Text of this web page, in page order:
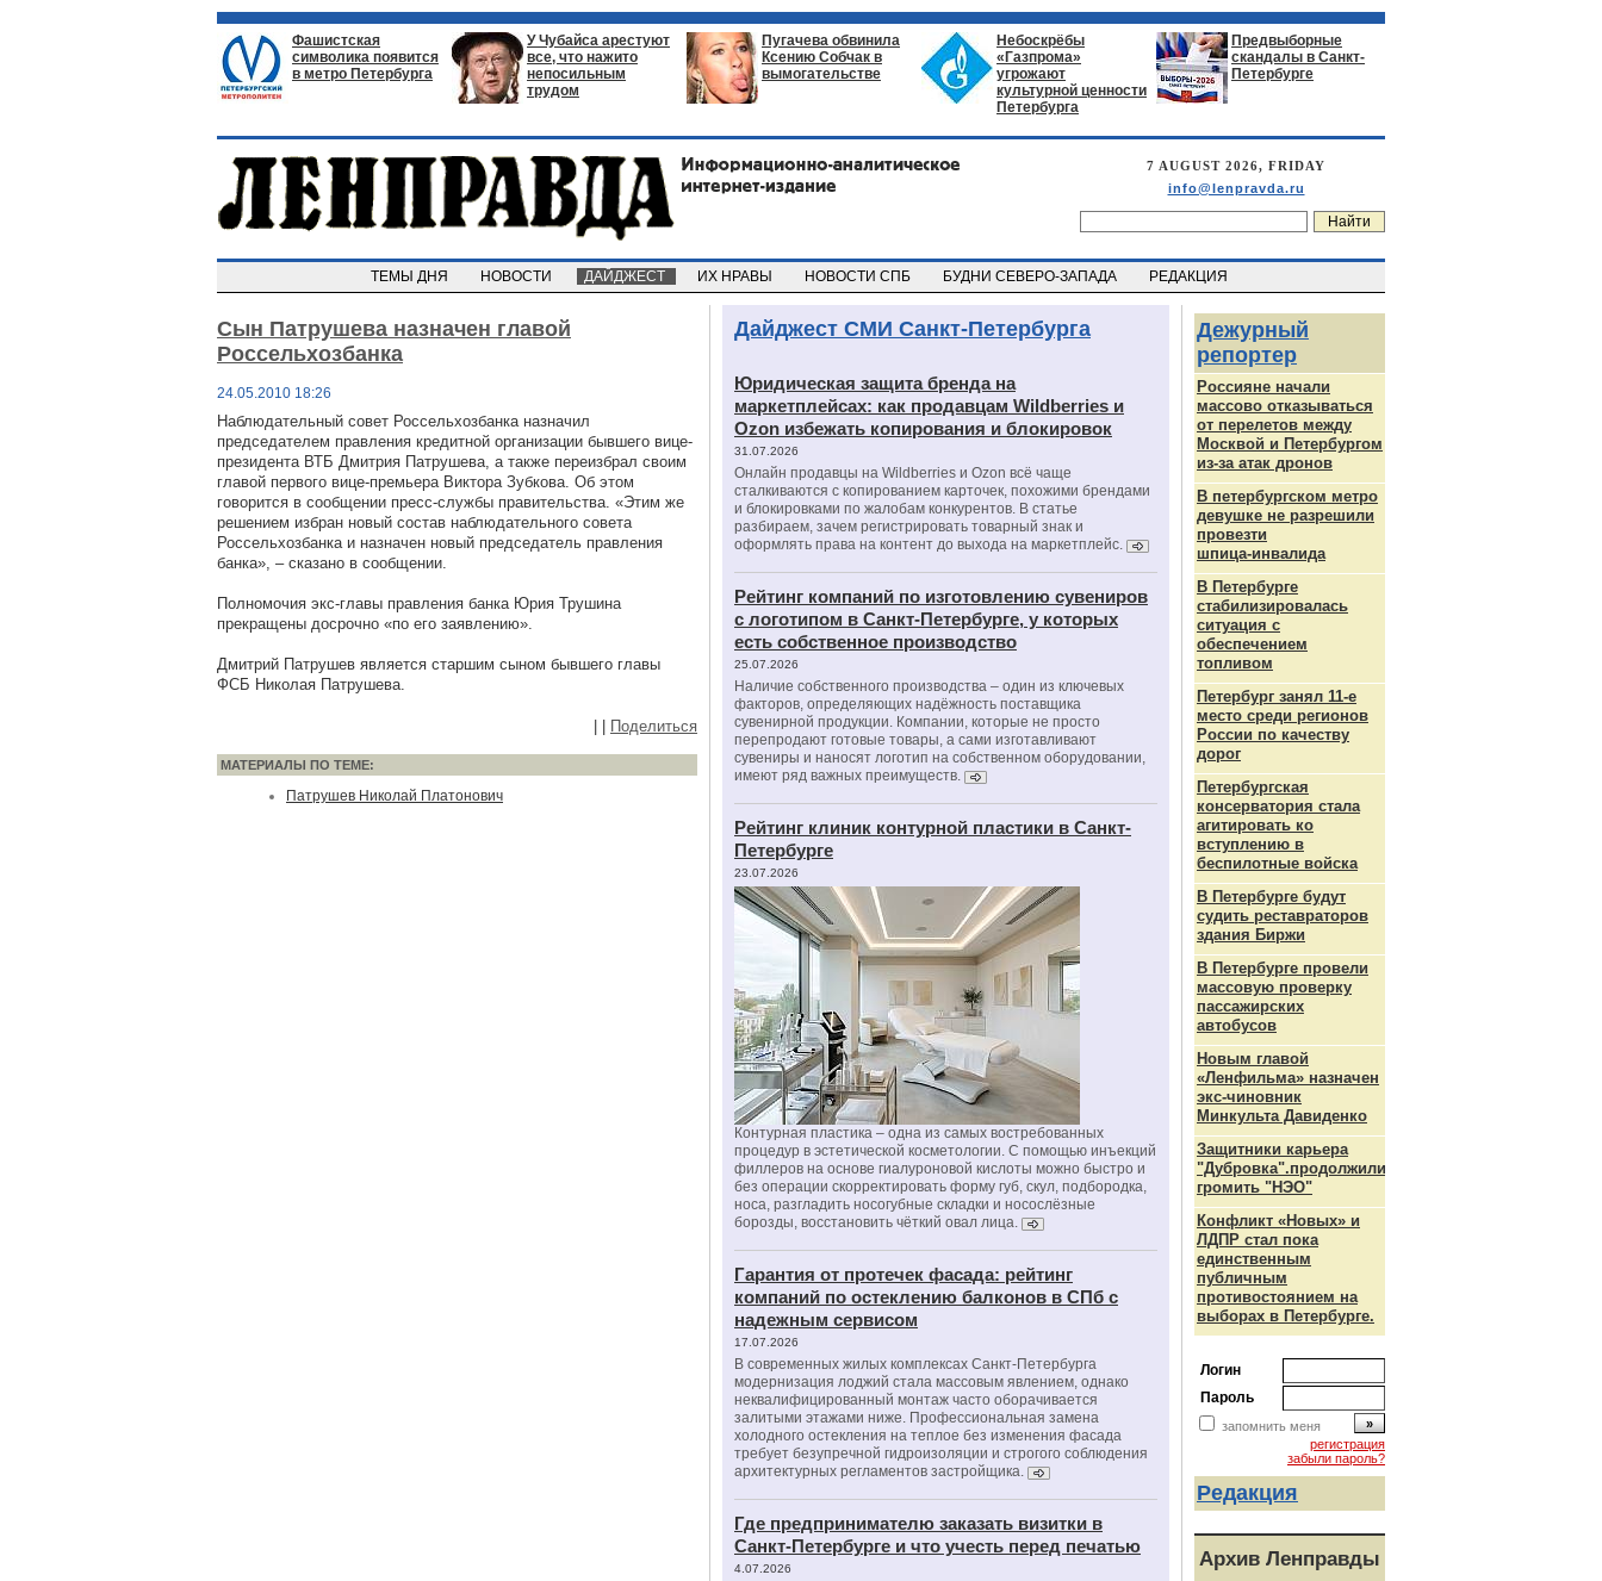
Фашистская
символика появится
в метро Петербурга
У Чубайса арестуют
все, что нажито
непосильным
трудом
Пугачева обвинила
Ксению Собчак в
вымогательстве
Небоскрёбы
«Газпрома»
угрожают
культурной ценности
Петербурга
Предвыборные
скандалы в Санкт-
Петербурге
7 AUGUST 2026, FRIDAY
info@lenpravda.ru
ТЕМЫ ДНЯ НОВОСТИ ДАЙДЖЕСТ ИХ НРАВЫ НОВОСТИ СПБ БУДНИ СЕВЕРО-ЗАПАДА РЕДАКЦИЯ
Сын Патрушева назначен главой
Россельхозбанка
24.05.2010 18:26
Наблюдательный совет Россельхозбанка назначил
председателем правления кредитной организации бывшего вице-
президента ВТБ Дмитрия Патрушева, а также переизбрал своим
главой первого вице-премьера Виктора Зубкова. Об этом
говорится в сообщении пресс-службы правительства. «Этим же
решением избран новый состав наблюдательного совета
Россельхозбанка и назначен новый председатель правления
банка», – сказано в сообщении.
Полномочия экс-главы правления банка Юрия Трушина
прекращены досрочно «по его заявлению».
Дмитрий Патрушев является старшим сыном бывшего главы
ФСБ Николая Патрушева.
Поделиться
МАТЕРИАЛЫ ПО ТЕМЕ:
Патрушев Николай Платонович
Дайджест СМИ Санкт-Петербурга
Юридическая защита бренда на
маркетплейсах: как продавцам Wildberries и
Ozon избежать копирования и блокировок
31.07.2026
Онлайн продавцы на Wildberries и Ozon всё чаще
сталкиваются с копированием карточек, похожими брендами
и блокировками по жалобам конкурентов. В статье
разбираем, зачем регистрировать товарный знак и
оформлять права на контент до выхода на маркетплейс.
Рейтинг компаний по изготовлению сувениров
с логотипом в Санкт-Петербурге, у которых
есть собственное производство
25.07.2026
Наличие собственного производства – один из ключевых
факторов, определяющих надёжность поставщика
сувенирной продукции. Компании, которые не просто
перепродают готовые товары, а сами изготавливают
сувениры и наносят логотип на собственном оборудовании,
имеют ряд важных преимуществ.
Рейтинг клиник контурной пластики в Санкт-
Петербурге
23.07.2026
Контурная пластика – одна из самых востребованных
процедур в эстетической косметологии. С помощью инъекций
филлеров на основе гиалуроновой кислоты можно быстро и
без операции скорректировать форму губ, скул, подбородка,
носа, разгладить носогубные складки и носослёзные
борозды, восстановить чёткий овал лица.
Гарантия от протечек фасада: рейтинг
компаний по остеклению балконов в СПб с
надежным сервисом
17.07.2026
В современных жилых комплексах Санкт-Петербурга
модернизация лоджий стала массовым явлением, однако
неквалифицированный монтаж часто оборачивается
залитыми этажами ниже. Профессиональная замена
холодного остекления на теплое без изменения фасада
требует безупречной гидроизоляции и строгого соблюдения
архитектурных регламентов застройщика.
Где предпринимателю заказать визитки в
Санкт-Петербурге и что учесть перед печатью
4.07.2026
Дежурный
репортер
Россияне начали
массово отказываться
от перелетов между
Москвой и Петербургом
из-за атак дронов
В петербургском метро
девушке не разрешили
провезти
шпица‑инвалида
В Петербурге
стабилизировалась
ситуация с
обеспечением
топливом
Петербург занял 11-е
место среди регионов
России по качеству
дорог
Петербургская
консерватория стала
агитировать ко
вступлению в
беспилотные войска
В Петербурге будут
судить реставраторов
здания Биржи
В Петербурге провели
массовую проверку
пассажирских
автобусов
Новым главой
«Ленфильма» назначен
экс-чиновник
Минкульта Давиденко
Защитники карьера
"Дубровка".продолжили
громить "НЭО"
Конфликт «Новых» и
ЛДПР стал пока
единственным
публичным
противостоянием на
выборах в Петербурге.
Логин
Пароль
запомнить меня
регистрация
забыли пароль?
Редакция
Архив Ленправды